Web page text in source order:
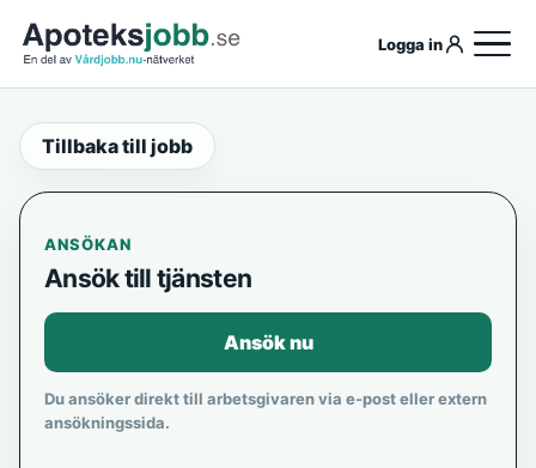
Logga in
Tillbaka till jobb
ANSÖKAN
Ansök till tjänsten
Ansök nu
Du ansöker direkt till arbetsgivaren via e-post eller extern
ansökningssida.